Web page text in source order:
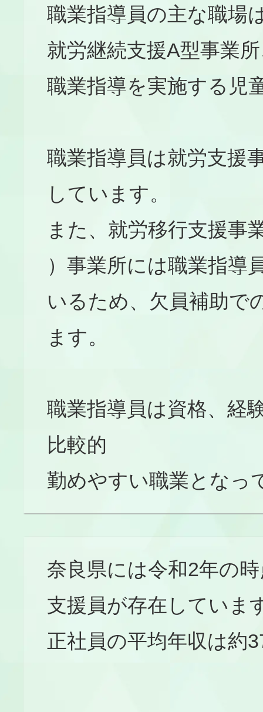
職業指導員の主な職場
就労継続支援A型事業
職業指導を実施する
職業指導員は就労支援
しています。
また、就労移行支援事
）事業所には職業指導
いるため、欠員補助で
ます。
職業指導員は資格、経
比較的
勤めやすい職業となっ
奈良県には令和2年の
支援員が存在していま
正社員の平均年収は約